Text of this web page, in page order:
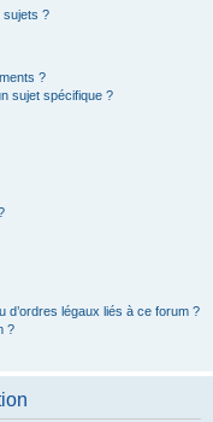
sujets ?
?
sujet spécifique ?
d’ordres légaux liés à ce forum ?
?